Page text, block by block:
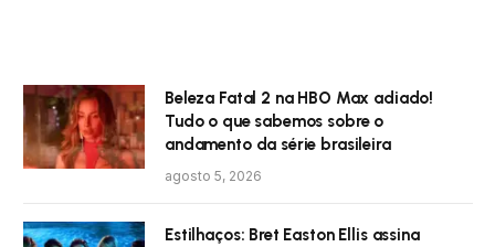
Beleza Fatal 2 na HBO Max adiado!
Tudo o que sabemos sobre o
andamento da série brasileira
agosto 5, 2026
Estilhaços: Bret Easton Ellis assina